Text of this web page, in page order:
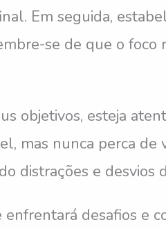
Em seguida,
se de que o foco
objetivos, esteja
mas nunca perca
distrações e desvios
desafios e